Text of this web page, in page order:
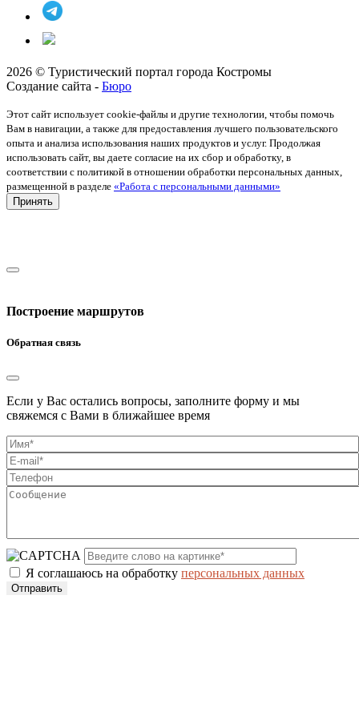
2026 © Туристический портал города Костромы
Создание сайта - Бюро
Этот сайт использует cookie-файлы и другие технологии, чтобы помочь
Вам в навигации, а также для предоставления лучшего пользовательского
опыта и анализа использования наших продуктов и услуг. Продолжая
использовать сайт, вы даете согласие на их сбор и обработку, в
соответствии с политикой в отношении обработки персональных данных,
размещенной в разделе «Работа с персональными данными»
Принять
Построение маршрутов
Обратная связь
Если у Вас остались вопросы, заполните форму и мы
свяжемся с Вами в ближайшее время
Я соглашаюсь на обработку персональных данных